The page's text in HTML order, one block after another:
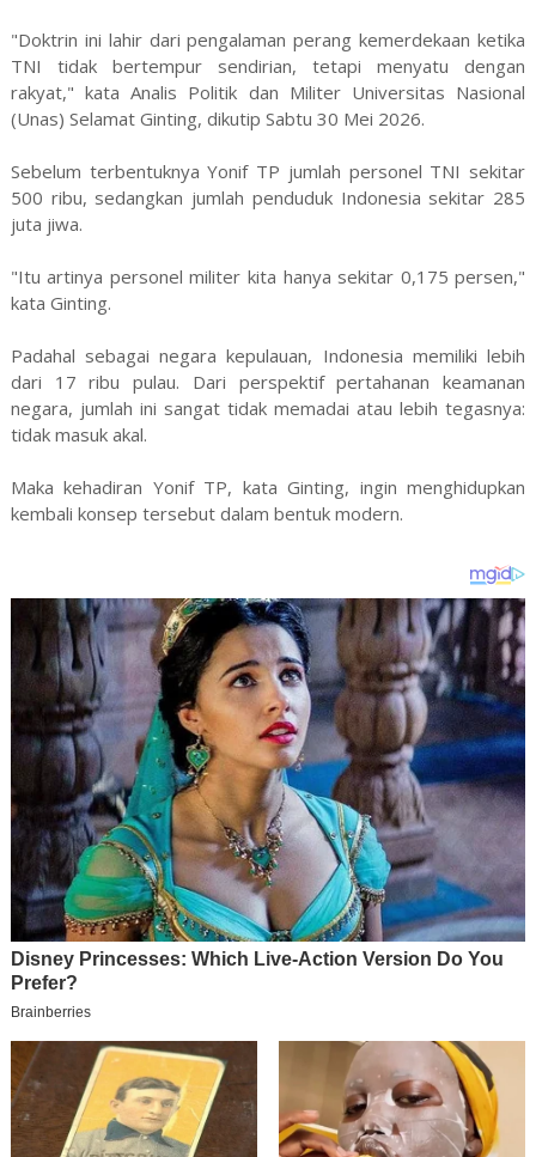
"Doktrin ini lahir dari pengalaman perang kemerdekaan ketika
TNI tidak bertempur sendirian, tetapi menyatu dengan
rakyat," kata Analis Politik dan Militer Universitas Nasional
(Unas) Selamat Ginting, dikutip Sabtu 30 Mei 2026.
Sebelum terbentuknya Yonif TP jumlah personel TNI sekitar
500 ribu, sedangkan jumlah penduduk Indonesia sekitar 285
juta jiwa.
"Itu artinya personel militer kita hanya sekitar 0,175 persen,"
kata Ginting.
Padahal sebagai negara kepulauan, Indonesia memiliki lebih
dari 17 ribu pulau. Dari perspektif pertahanan keamanan
negara, jumlah ini sangat tidak memadai atau lebih tegasnya:
tidak masuk akal.
Maka kehadiran Yonif TP, kata Ginting, ingin menghidupkan
kembali konsep tersebut dalam bentuk modern.